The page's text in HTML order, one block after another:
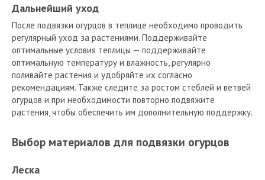
Дальнейший уход
После подвязки огурцов в теплице необходимо проводить
регулярный уход за растениями. Поддерживайте
оптимальные условия теплицы — поддерживайте
оптимальную температуру и влажность, регулярно
поливайте растения и удобряйте их согласно
рекомендациям. Также следите за ростом стеблей и ветвей
огурцов и при необходимости повторно подвяжите
растения, чтобы обеспечить им дополнительную поддержку.
Выбор материалов для подвязки огурцов
Леска